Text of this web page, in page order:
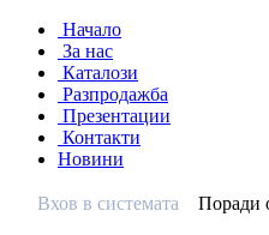
Начало
За нас
Каталози
Разпродажба
Презентации
Контакти
Новини
Вхов в системата Поради